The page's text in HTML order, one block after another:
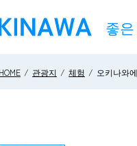
HOME 관광지 체험 오키나와